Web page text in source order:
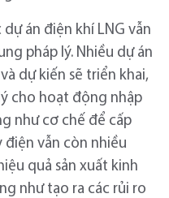
dự án điện khí LNG vẫn
pháp lý. Nhiều dự án
dự kiến sẽ triển khai,
cho hoạt động nhập
như cơ chế để cấp
điện vẫn còn nhiều
quả sản xuất kinh
như tạo ra các rủi ro